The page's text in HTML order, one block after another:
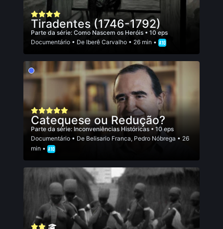
Tiradentes (1746-1792)
Parte da série: Como Nascem os Heróis • 10 eps
Documentário • De Iberê Carvalho • 26 min •
Catequese ou Redução?
Parte da série: Inconveniências Históricas • 10 eps
Documentário • De Belisario Franca, Pedro Nóbrega • 26
min •